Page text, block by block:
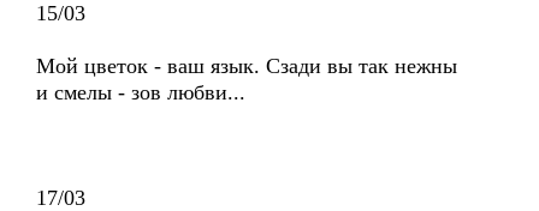
15/03
Мой цветок - ваш язык. Сзади вы так нежны
и смелы - зов любви...
17/03